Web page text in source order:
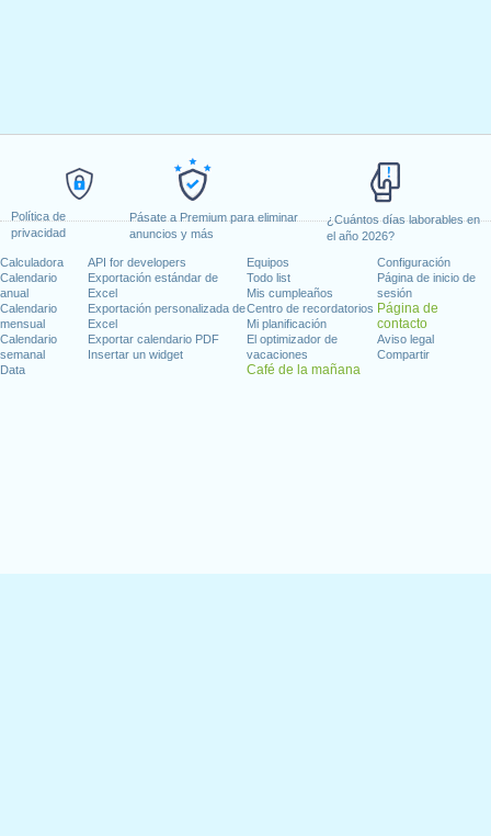
Política de
privacidad
Pásate a Premium para eliminar
anuncios y más
¿Cuántos días laborables en
el año 2026?
Calculadora
Calendario
anual
Calendario
mensual
Calendario
semanal
Data
API for developers
Exportación estándar de
Excel
Exportación personalizada de
Excel
Exportar calendario PDF
Insertar un widget
Equipos
Todo list
Mis cumpleaños
Centro de recordatorios
Mi planificación
El optimizador de
vacaciones
Café de la mañana
Configuración
Página de inicio de
sesión
Página de
contacto
Aviso legal
Compartir